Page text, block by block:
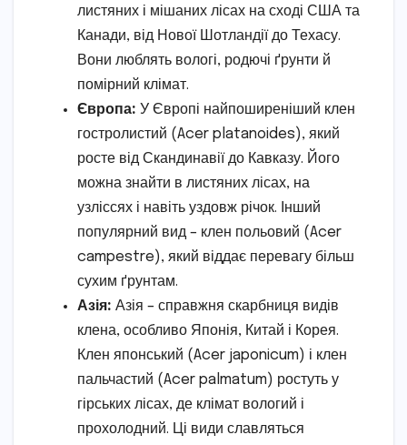
листяних і мішаних лісах на сході США та
Канади, від Нової Шотландії до Техасу.
Вони люблять вологі, родючі ґрунти й
помірний клімат.
Європа: У Європі найпоширеніший клен
гостролистий (Acer platanoides), який
росте від Скандинавії до Кавказу. Його
можна знайти в листяних лісах, на
узліссях і навіть уздовж річок. Інший
популярний вид – клен польовий (Acer
campestre), який віддає перевагу більш
сухим ґрунтам.
Азія: Азія – справжня скарбниця видів
клена, особливо Японія, Китай і Корея.
Клен японський (Acer japonicum) і клен
пальчастий (Acer palmatum) ростуть у
гірських лісах, де клімат вологий і
прохолодний. Ці види славляться